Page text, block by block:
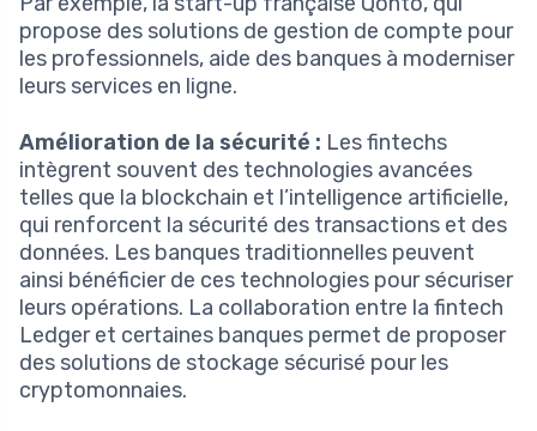
propose des solutions de gestion de compte pour
les professionnels, aide des banques à moderniser
leurs services en ligne.
Amélioration de la sécurité : Les fintechs
intègrent souvent des technologies avancées
telles que la blockchain et l’intelligence artificielle,
qui renforcent la sécurité des transactions et des
données. Les banques traditionnelles peuvent
ainsi bénéficier de ces technologies pour sécuriser
leurs opérations. La collaboration entre la fintech
Ledger et certaines banques permet de proposer
des solutions de stockage sécurisé pour les
cryptomonnaies.